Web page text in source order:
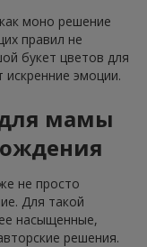
моно решение
правил не
букет цветов для
эмоции.
для мамы
не просто
Для такой
насыщенные,
решения.